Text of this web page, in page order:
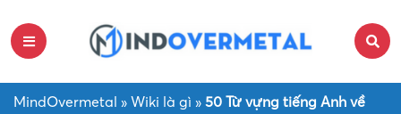
MindOvermetal » Wiki là gì » 50 Từ vựng tiếng Anh về